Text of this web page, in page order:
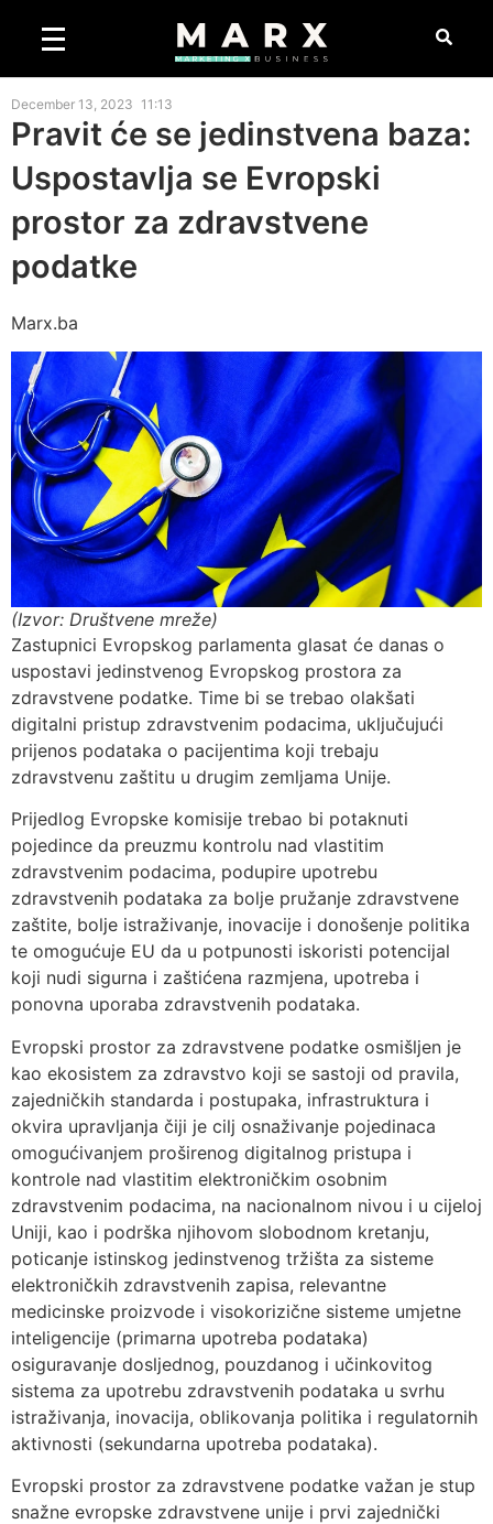
December 13, 2023 11:13
Pravit će se jedinstvena baza:
Uspostavlja se Evropski
prostor za zdravstvene
podatke
Marx.ba
(Izvor: Društvene mreže)
Zastupnici Evropskog parlamenta glasat će danas o
uspostavi jedinstvenog Evropskog prostora za
zdravstvene podatke. Time bi se trebao olakšati
digitalni pristup zdravstvenim podacima, uključujući
prijenos podataka o pacijentima koji trebaju
zdravstvenu zaštitu u drugim zemljama Unije.
Prijedlog Evropske komisije trebao bi potaknuti
pojedince da preuzmu kontrolu nad vlastitim
zdravstvenim podacima, podupire upotrebu
zdravstvenih podataka za bolje pružanje zdravstvene
zaštite, bolje istraživanje, inovacije i donošenje politika
te omogućuje EU da u potpunosti iskoristi potencijal
koji nudi sigurna i zaštićena razmjena, upotreba i
ponovna uporaba zdravstvenih podataka.
Evropski prostor za zdravstvene podatke osmišljen je
kao ekosistem za zdravstvo koji se sastoji od pravila,
zajedničkih standarda i postupaka, infrastruktura i
okvira upravljanja čiji je cilj osnaživanje pojedinaca
omogućivanjem proširenog digitalnog pristupa i
kontrole nad vlastitim elektroničkim osobnim
zdravstvenim podacima, na nacionalnom nivou i u cijeloj
Uniji, kao i podrška njihovom slobodnom kretanju,
poticanje istinskog jedinstvenog tržišta za sisteme
elektroničkih zdravstvenih zapisa, relevantne
medicinske proizvode i visokorizične sisteme umjetne
inteligencije (primarna upotreba podataka)
osiguravanje dosljednog, pouzdanog i učinkovitog
sistema za upotrebu zdravstvenih podataka u svrhu
istraživanja, inovacija, oblikovanja politika i regulatornih
aktivnosti (sekundarna upotreba podataka).
Evropski prostor za zdravstvene podatke važan je stup
snažne evropske zdravstvene unije i prvi zajednički